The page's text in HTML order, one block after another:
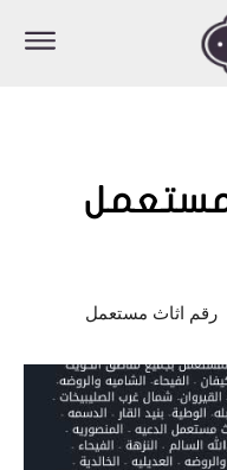
مستعمل
رقم اثاث مستعمل